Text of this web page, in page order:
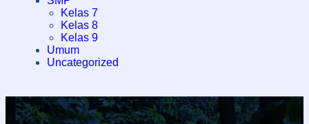
Kelas 7
Kelas 8
Kelas 9
Umum
Uncategorized